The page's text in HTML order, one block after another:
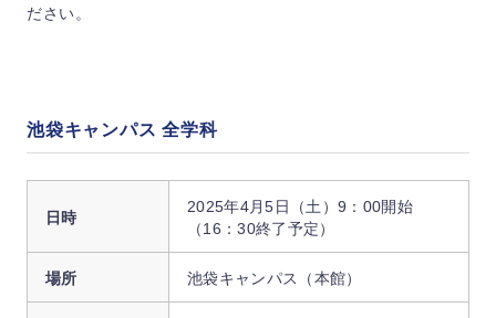
ださい。
池袋キャンパス 全学科
日時
2025年4月5日（土）9：00開始
（16：30終了予定）
場所 池袋キャンパス（本館）